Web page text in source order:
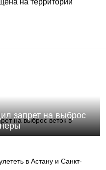
на территории
запрет на выброс
в Астану и Санкт-